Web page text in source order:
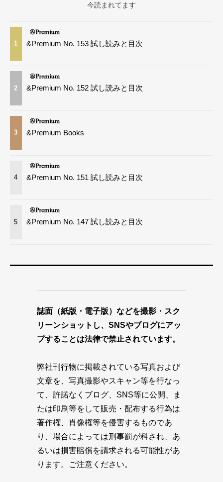
今読まれてます
1 &Premium No. 153 試し読みと目次
2 &Premium No. 152 試し読みと目次
3 &Premium Books
4 &Premium No. 151 試し読みと目次
5 &Premium No. 147 試し読みと目次
誌面（紙版・電子版）などを撮影・スク
リーンショットし、SNSやブログにアッ
プすることは法律で禁止されています。
弊社刊行物に掲載されている写真および
文章を、写真撮影やスキャン等を行なっ
て、許諾なくブログ、SNS等に公開、ま
たは印刷等をして販売・配布する行為は
著作権、肖像権等を侵害するものであ
り、場合によっては刑事罰が科され、あ
るいは損害賠償を請求される可能性があ
ります。ご注意ください。